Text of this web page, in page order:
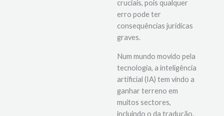
cruciais, pois qualquer
erro pode ter
consequências jurídicas
graves.
Num mundo movido pela
tecnologia, a inteligência
artificial (IA) tem vindo a
ganhar terreno em
muitos sectores,
incluindo o da tradução.